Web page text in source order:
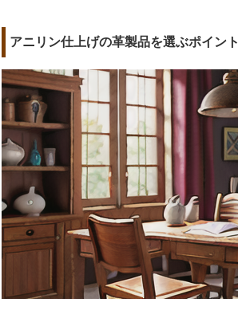
アニリン仕上げの革製品を選ぶポイント